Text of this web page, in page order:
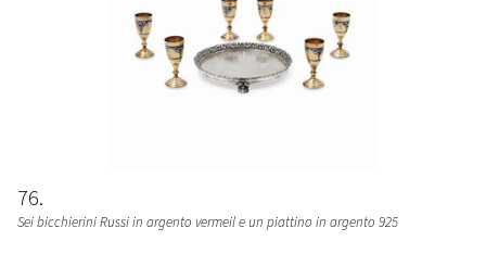
76
Sei bicchierini Russi in argento vermeil e un piattino in argento 925